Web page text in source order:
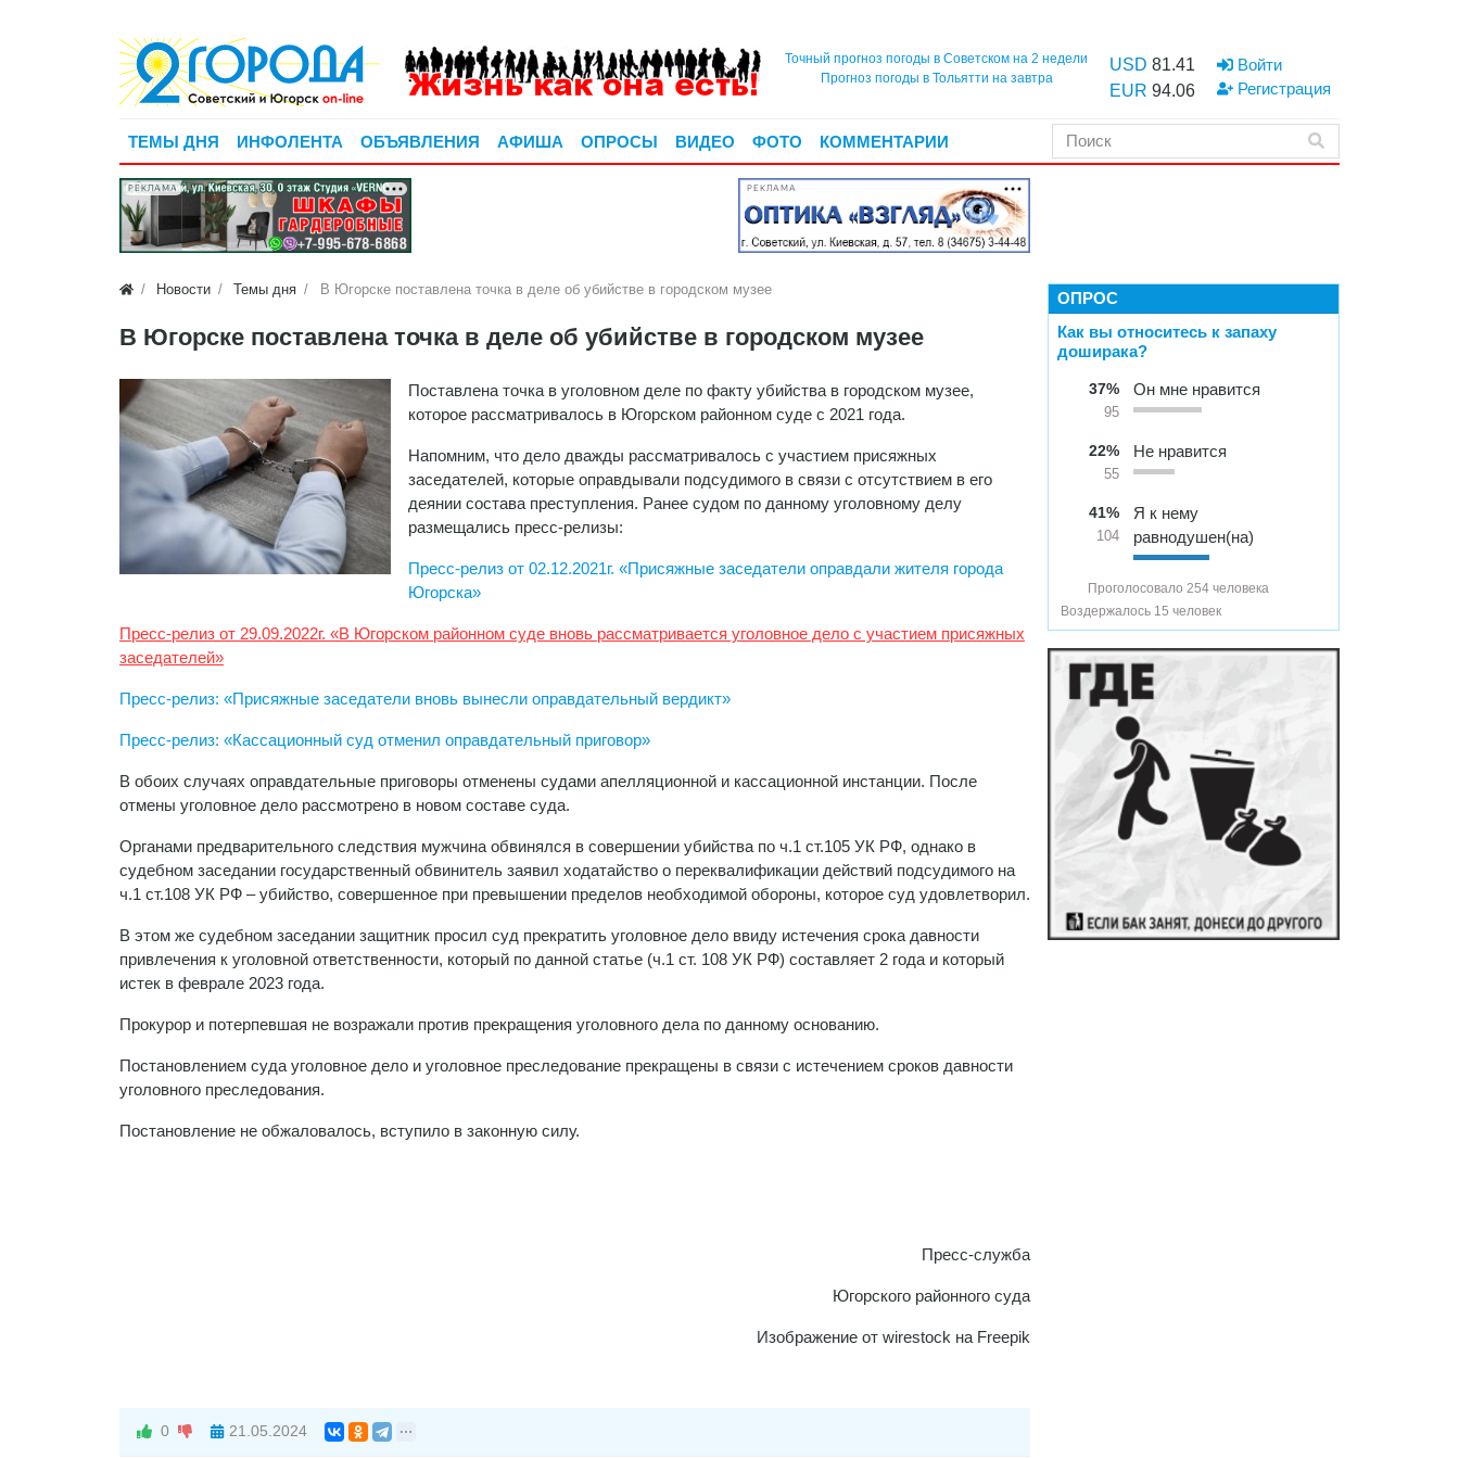
Точный прогноз погоды в Советском на 2 недели
Прогноз погоды в Тольятти на завтра
USD 81.41
EUR 94.06
Войти
Регистрация
ТЕМЫ ДНЯ ИНФОЛЕНТА ОБЪЯВЛЕНИЯ АФИША ОПРОСЫ ВИДЕО ФОТО КОММЕНТАРИИ
РЕКЛАМА РЕКЛАМА
Новости Темы дня В Югорске поставлена точка в деле об убийстве в городском музее
В Югорске поставлена точка в деле об убийстве в городском музее
Поставлена точка в уголовном деле по факту убийства в городском музее,
которое рассматривалось в Югорском районном суде с 2021 года.
Напомним, что дело дважды рассматривалось с участием присяжных
заседателей, которые оправдывали подсудимого в связи с отсутствием в его
деянии состава преступления. Ранее судом по данному уголовному делу
размещались пресс-релизы:
Пресс-релиз от 02.12.2021г. «Присяжные заседатели оправдали жителя города
Югорска»
Пресс-релиз от 29.09.2022г. «В Югорском районном суде вновь рассматривается уголовное дело с участием присяжных
заседателей»
Пресс-релиз: «Присяжные заседатели вновь вынесли оправдательный вердикт»
Пресс-релиз: «Кассационный суд отменил оправдательный приговор»
В обоих случаях оправдательные приговоры отменены судами апелляционной и кассационной инстанции. После
отмены уголовное дело рассмотрено в новом составе суда.
Органами предварительного следствия мужчина обвинялся в совершении убийства по ч.1 ст.105 УК РФ, однако в
судебном заседании государственный обвинитель заявил ходатайство о переквалификации действий подсудимого на
ч.1 ст.108 УК РФ – убийство, совершенное при превышении пределов необходимой обороны, которое суд удовлетворил.
В этом же судебном заседании защитник просил суд прекратить уголовное дело ввиду истечения срока давности
привлечения к уголовной ответственности, который по данной статье (ч.1 ст. 108 УК РФ) составляет 2 года и который
истек в феврале 2023 года.
Прокурор и потерпевшая не возражали против прекращения уголовного дела по данному основанию.
Постановлением суда уголовное дело и уголовное преследование прекращены в связи с истечением сроков давности
уголовного преследования.
Постановление не обжаловалось, вступило в законную силу.
Пресс-служба
Югорского районного суда
Изображение от wirestock на Freepik
0 21.05.2024
ОПРОС
Как вы относитесь к запаху
доширака?
37%
95
Он мне нравится
22%
55
Не нравится
41%
104
Я к нему
равнодушен(на)
Проголосовало 254 человека
Воздержалось 15 человек